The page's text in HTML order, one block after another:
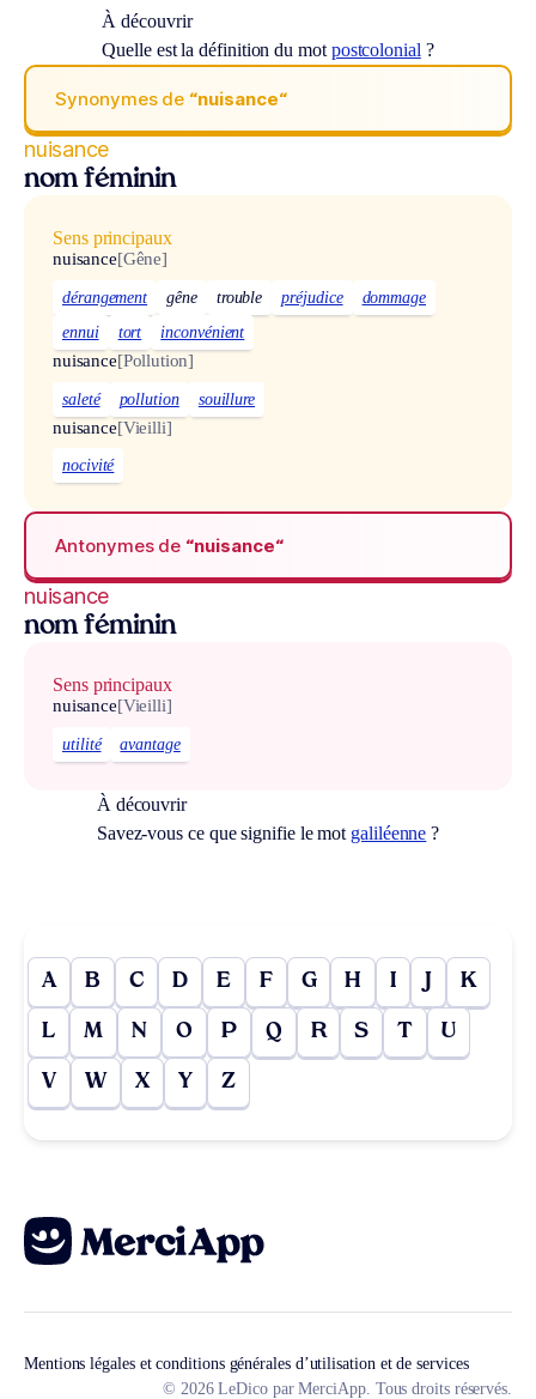
À découvrir
Quelle est la définition du mot postcolonial ?
Synonymes de “nuisance“
nuisance
nom féminin
Sens principaux
nuisance[Gêne]
dérangement gêne trouble préjudice
dommage
ennui
tort inconvénient
nuisance[Pollution]
saleté pollution souillure
nuisance[Vieilli]
nocivité
Antonymes de “nuisance“
nuisance
nom féminin
Sens principaux
nuisance[Vieilli]
utilité avantage
À découvrir
Savez-vous ce que signifie le mot galiléenne ?
A B C D E F G H I J K
L M N O P Q R S T U
V W X Y Z
Mentions légales et conditions générales d’utilisation et de services
© 2026 LeDico par MerciApp. Tous droits réservés.